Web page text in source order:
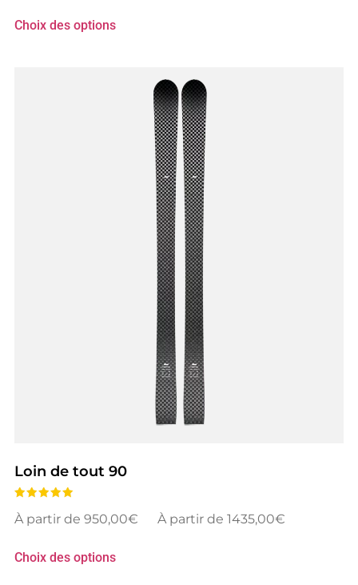
Loin de tout 90
4.00
sur 5
950,00€ 1435,00€
Choix des options
Choix des options